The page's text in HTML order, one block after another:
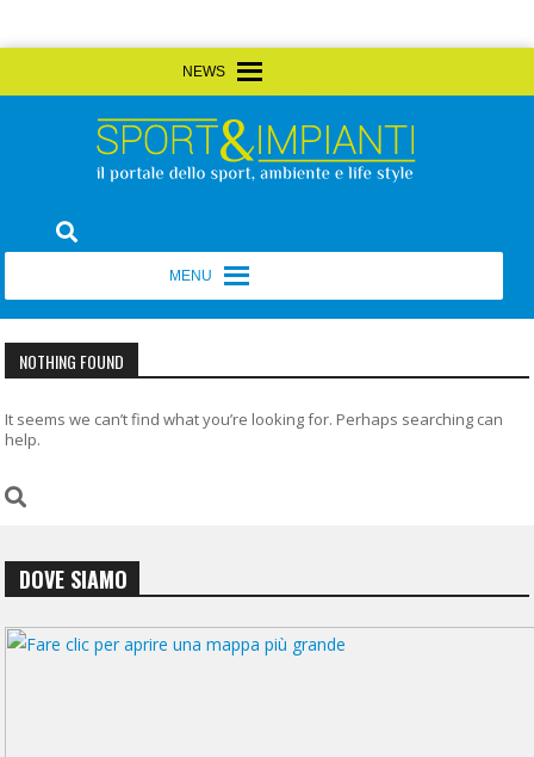
to
Sport&Impianti
NOTHING FOUND
It seems we can’t find what you’re looking for. Perhaps searching can
help.
DOVE SIAMO